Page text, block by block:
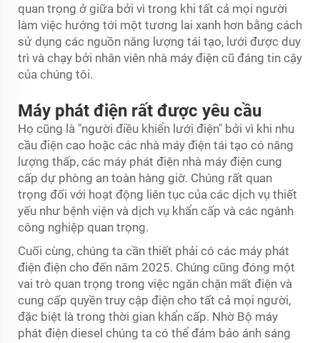
quan trọng ở giữa bởi vì trong khi tất cả mọi người
làm việc hướng tới một tương lai xanh hơn bằng cách
sử dụng các nguồn năng lượng tái tạo, lưới được duy
trì và chạy bởi nhân viên nhà máy điện cũ đáng tin cậy
của chúng tôi.
Máy phát điện rất được yêu cầu
Họ cũng là "người điều khiển lưới điện" bởi vì khi nhu
cầu điện cao hoặc các nhà máy điện tái tạo có năng
lượng thấp, các máy phát điện nhà máy điện cung
cấp dự phòng an toàn hàng giờ. Chúng rất quan
trọng đối với hoạt động liên tục của các dịch vụ thiết
yếu như bệnh viện và dịch vụ khẩn cấp và các ngành
công nghiệp quan trọng.
Cuối cùng, chúng ta cần thiết phải có các máy phát
điện điện cho đến năm 2025. Chúng cũng đóng một
vai trò quan trọng trong việc ngăn chặn mất điện và
cung cấp quyền truy cập điện cho tất cả mọi người,
đặc biệt là trong thời gian khẩn cấp. Nhờ Bộ máy
phát điện diesel chúng ta có thể đảm bảo ánh sáng